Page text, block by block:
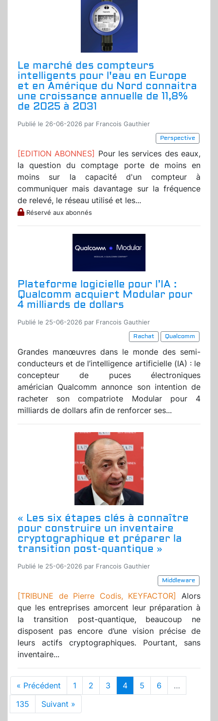
Le marché des compteurs
intelligents pour l'eau en Europe
et en Amérique du Nord connaitra
une croissance annuelle de 11,8%
de 2025 à 2031
Publié le 26-06-2026 par Francois Gauthier
Perspective
[EDITION ABONNES] Pour les services des eaux,
la question du comptage porte de moins en
moins sur la capacité d'un compteur à
communiquer mais davantage sur la fréquence
de relevé, le réseau utilisé et les...
Réservé aux abonnés
Plateforme logicielle pour l’IA :
Qualcomm acquiert Modular pour
4 milliards de dollars
Publié le 25-06-2026 par Francois Gauthier
Rachat
Qualcomm
Grandes manœuvres dans le monde des semi-
conducteurs et de l’intelligence artificielle (IA) : le
concepteur de puces électroniques
américian Qualcomm annonce son intention de
racheter son compatriote Modular pour 4
milliards de dollars afin de renforcer ses...
« Les six étapes clés à connaître
pour construire un inventaire
cryptographique et préparer la
transition post-quantique »
Publié le 25-06-2026 par Francois Gauthier
Middleware
[TRIBUNE de Pierre Codis, KEYFACTOR] Alors
que les entreprises amorcent leur préparation à
la transition post-quantique, beaucoup ne
disposent pas encore d’une vision précise de
leurs actifs cryptographiques. Pourtant, sans
inventaire...
« Précédent 1 2 3 4 5 6
…
135
Suivant »